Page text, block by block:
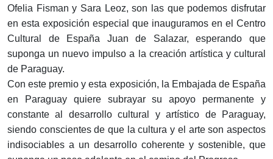
Ofelia Fisman y Sara Leoz, son las que podemos disfrutar
en esta exposición especial que inauguramos en el Centro
Cultural de España Juan de Salazar, esperando que
suponga un nuevo impulso a la creación artística y cultural
de Paraguay.
Con este premio y esta exposición, la Embajada de España
en Paraguay quiere subrayar su apoyo permanente y
constante al desarrollo cultural y artístico de Paraguay,
siendo conscientes de que la cultura y el arte son aspectos
indisociables a un desarrollo coherente y sostenible, que